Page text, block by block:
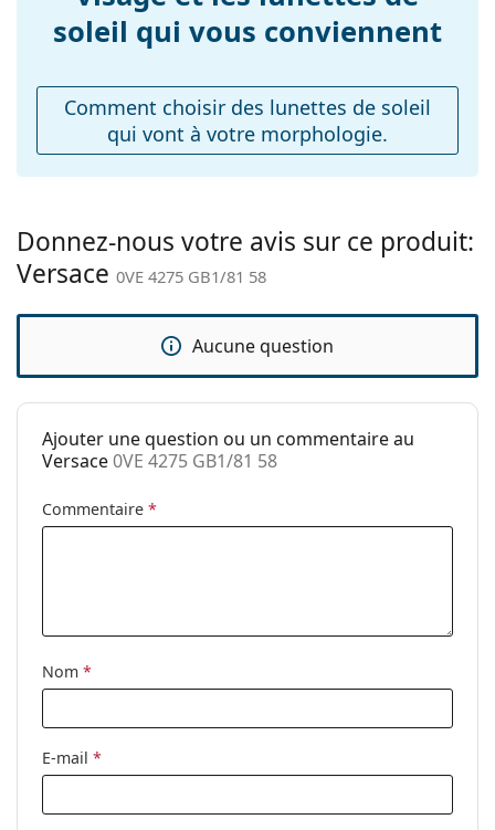
chiffon.
Explorez la gamme complète de
Non
Accessoires
Tissu de
nettoyage:
Oui
Pour hommes
Catégorie:
Lunettes de soleil
Utilisation:
Mode
soleil qui vous conviennent
Comment choisir des lunettes de soleil
qui vont à votre morphologie.
Donnez-nous votre avis sur ce produit:
Versace 0VE 4275 GB1/81 58
Aucune question
Ajouter une question ou un commentaire au
Versace0VE 4275 GB1/81 58
Commentaire *
Nom *
E-mail *